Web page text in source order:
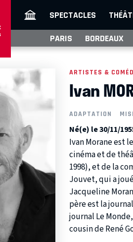
SPECTACLES
PARIS BORDEAUX
ARTISTES &
Ivan
ADAPTATION
Né(e) le 30/11/
Ivan Morane est
cinéma et de
1998), et de la
Jouvet, qui a
Jacqueline
père est la
journal Le
cousin de René